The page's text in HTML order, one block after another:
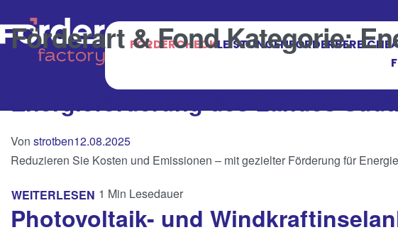
FÖRDERCHECKLEISTUNGENFÖRDERBEREICHE
Förderart & Fond Kategorie:
Energieförderung des Landes
Von strotben12.08.2025
Reduzieren Sie Kosten und Emissionen – mit gezielter Förderung für
WEITERLESEN 1 Min Lesedauer
Photovoltaik- und